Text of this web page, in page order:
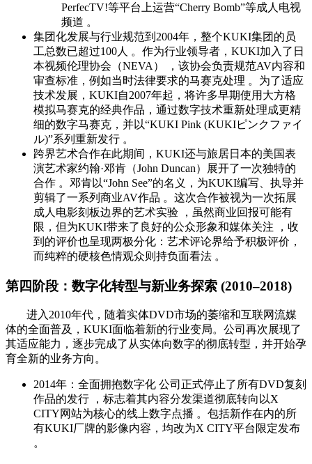
PerfecTV!等平台上运营“Cherry Bomb”等成人电视
频道 。
集团化发展与行业规范到2004年，整个KUKI集团的员
工总数已超过100人 。作为行业领导者，KUKI加入了日
本视频伦理协会（NEVA） ，该协会负责规范AV内容和
审查标准，例如当时法律要求的马赛克处理 。为了适应
技术发展，KUKI自2007年起，将许多早期使用大方格
模拟马赛克的经典作品，通过数字技术重新处理成更精
细的数字马赛克，并以“KUKI Pink (KUKIピンクファイ
ル)”系列重新发行 。
跨界艺术合作在此期间，KUKI还与旅居日本的美国表
演艺术家约翰·邓肯（John Duncan）展开了一次独特的
合作 。邓肯以“John See”的名义，为KUKI编写、执导并
剪辑了一系列商业AV作品 。这次合作被视为一次拓展
成人电影刻板边界的艺术实验 ，虽然商业回报可能有
限，但为KUKI带来了良好的公众形象和媒体关注 ，收
到的评价也呈现两极分化：艺术评论界给予积极评价，
而纯粹的硬核色情观众则持负面看法 。
第四阶段：数字化转型与新业务探索 (2010–2018)
进入2010年代，随着实体DVD市场的萎缩和互联网流媒
体的全面普及，KUKI面临着新的行业变局。公司再次展现了
其适应能力，逐步完成了从实体向数字的彻底转型，并开始孕
育全新的业务方向。
2014年：全面拥抱数字化 公司正式停止了所有DVD复刻
作品的发行 ，标志着其内容分发渠道彻底转向以X
CITY网站为核心的线上数字点播 。包括新作在内的所
有KUKI厂牌的影像内容，均改为X CITY平台限定发布
。